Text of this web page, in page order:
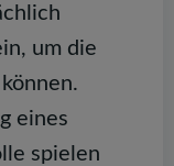
um die
eines
spielen